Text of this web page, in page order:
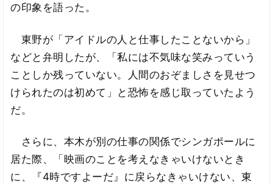
の印象を語った。
東野が「アイドルの人と仕事したことないから」
などと弁明したが、「私には不気味な笑みっていう
ことしか残っていない。人間のおぞましさを見せつ
けられたのは初めて」と恐怖を感じ取っていたよう
だ。
さらに、本木が別の仕事の関係でシンガポールに
居た際、「映画のことを考えなきゃいけないとき
に、『4時ですよーだ』に戻らなきゃいけない、東